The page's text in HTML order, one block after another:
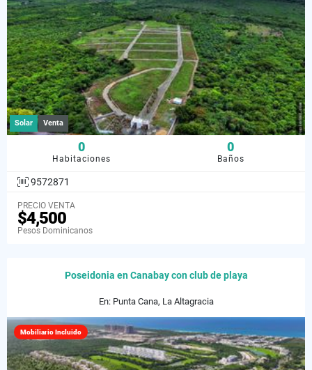
Solar Venta
0
Habitaciones
0
Baños
9572871
PRECIO VENTA
$4,500
Pesos Dominicanos
Poseidonia en Canabay con club de playa
En: Punta Cana, La Altagracia
Mobiliario Incluido